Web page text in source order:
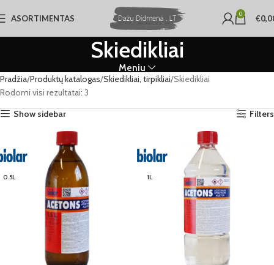
ASORTIMENTAS 0 €
Skiedikliai
Meniu
Pradžia Produktų katalogas Skiedikliai, tirpikliai Skiedikliai
Rodomi visi rezultatai: 3
Show sidebar
Filters
0.5L 1L